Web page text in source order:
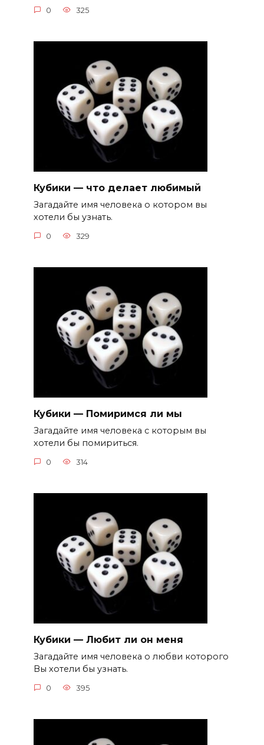
0 325
Кубики — что делает любимый
Загадайте имя человека о котором вы
хотели бы узнать.
0 329
Кубики — Помиримся ли мы
Загадайте имя человека с которым вы
хотели бы помириться.
0 314
Кубики — Любит ли он меня
Загадайте имя человека о любви которого
Вы хотели бы узнать.
0 395